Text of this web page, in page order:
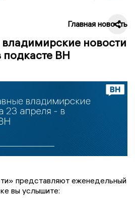
Главная новость
новости
подкасте ВН
представляют еженедельный
вы услышите: